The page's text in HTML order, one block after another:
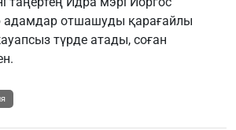
адамдар отшашуды қарағайлы
түрде атады, соған